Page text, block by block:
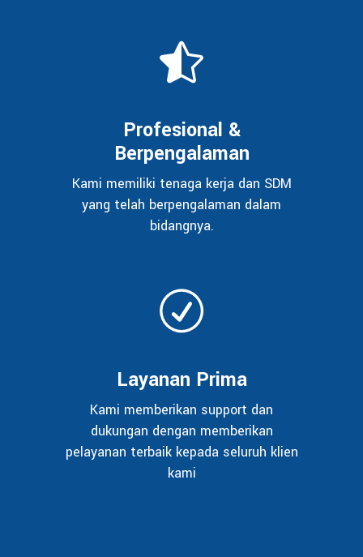
Profesional &
Berpengalaman
Kami memiliki tenaga kerja dan SDM
yang telah berpengalaman dalam
bidangnya.
Layanan Prima
Kami memberikan support dan
dukungan dengan memberikan
pelayanan terbaik kepada seluruh klien
kami